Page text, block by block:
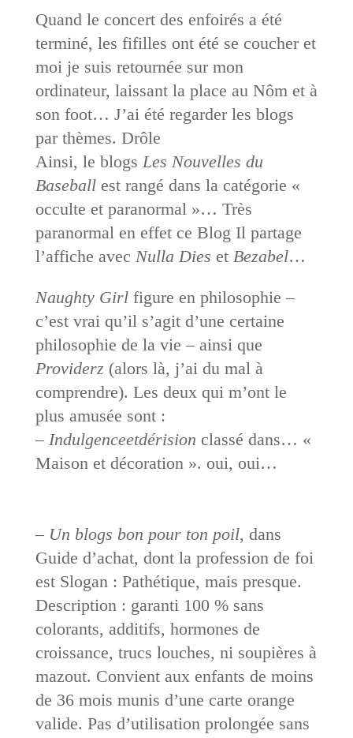
Quand le concert des enfoirés a été
terminé, les fifilles ont été se coucher et
moi je suis retournée sur mon
ordinateur, laissant la place au Nôm et à
son foot… J’ai été regarder les blogs
par thèmes. Drôle
Ainsi, le blogs Les Nouvelles du
Baseballest rangé dans la catégorie «
occulte et paranormal »… Très
paranormal en effet ce Blog Il partage
l’affiche avec Nulla Dies et Bezabel…
Naughty Girlfigure en philosophie –
c’est vrai qu’il s’agit d’une certaine
philosophie de la vie – ainsi que
Providerz (alors là, j’ai du mal à
comprendre). Les deux qui m’ont le
plus amusée sont :
– Indulgenceetdérision classé dans… «
Maison et décoration ». oui, oui…
– Un blogs bon pour ton poil, dans
Guide d’achat, dont la profession de foi
est Slogan : Pathétique, mais presque.
Description : garanti 100 % sans
colorants, additifs, hormones de
croissance, trucs louches, ni soupières à
mazout. Convient aux enfants de moins
de 36 mois munis d’une carte orange
valide. Pas d’utilisation prolongée sans